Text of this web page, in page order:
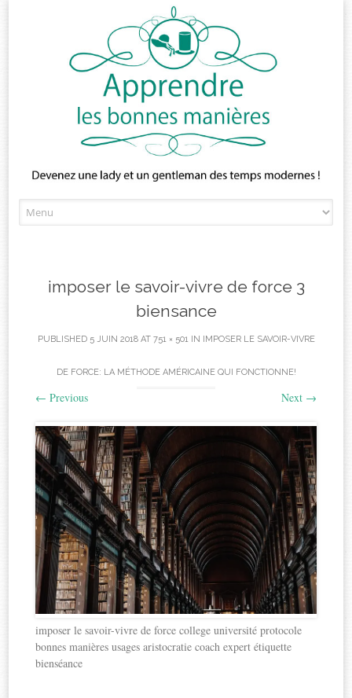
to
imposer le savoir-vivre de force 3
biensance
PUBLISHED 5 JUIN 2018AT 751 × 501IN IMPOSER LE SAVOIR-VIVRE
DE FORCE: LA MÉTHODE AMÉRICAINE QUI FONCTIONNE!
← Previous Next →
imposer le savoir-vivre de force college université protocole
bonnes manières usages aristocratie coach expert étiquette
bienséance